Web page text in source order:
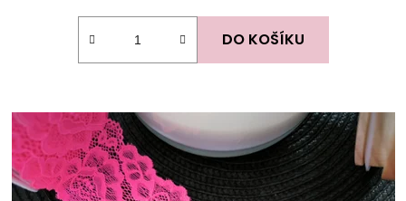
DO KOŠÍKU